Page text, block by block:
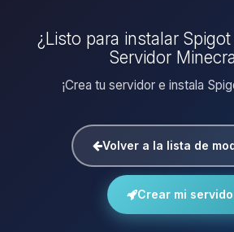
¿Listo para instalar
Servidor
¡Crea tu servidor e instala
Volver a la lista de
Crear mi